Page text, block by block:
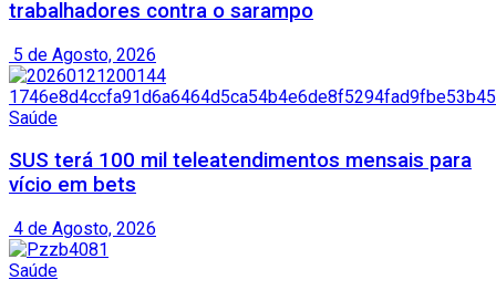
trabalhadores contra o sarampo
5 de Agosto, 2026
Saúde
SUS terá 100 mil teleatendimentos mensais para
vício em bets
4 de Agosto, 2026
Saúde